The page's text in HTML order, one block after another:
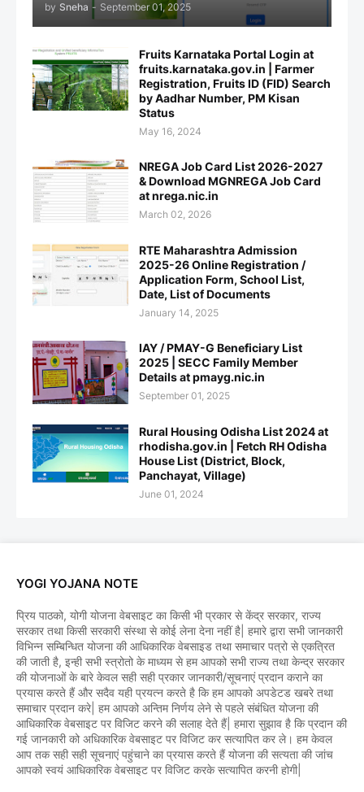
by Sneha - September 01, 2025
Fruits Karnataka Portal Login at
fruits.karnataka.gov.in | Farmer
Registration, Fruits ID (FID) Search
by Aadhar Number, PM Kisan
Status
May 16, 2024
NREGA Job Card List 2026-2027
& Download MGNREGA Job Card
at nrega.nic.in
March 02, 2026
RTE Maharashtra Admission
2025-26 Online Registration /
Application Form, School List,
Date, List of Documents
January 14, 2025
IAY / PMAY-G Beneficiary List
2025 | SECC Family Member
Details at pmayg.nic.in
September 01, 2025
Rural Housing Odisha List 2024 at
rhodisha.gov.in | Fetch RH Odisha
House List (District, Block,
Panchayat, Village)
June 01, 2024
YOGI YOJANA NOTE
प्रिय पाठको, योगी योजना वेबसाइट का किसी भी प्रकार से केंद्र सरकार, राज्य
सरकार तथा किसी सरकारी संस्था से कोई लेना देना नहीं है| हमारे द्वारा सभी जानकारी
विभिन्न सम्बिन्धित योजना की आधिकारिक वेबसाइड तथा समाचार पत्रो से एकत्रित
की जाती है, इन्ही सभी स्त्रोतो के माध्यम से हम आपको सभी राज्य तथा केन्द्र सरकार
की योजनाओं के बारे केवल सही सही प्रकार जानकारी/सूचनाएं प्रदान कराने का
प्रयास करते हैं और सदैव यही प्रयत्न करते है कि हम आपको अपडेटड खबरे तथा
समाचार प्रदान करे| हम आपको अन्तिम निर्णय लेने से पहले संबंधित योजना की
आधिकारिक वेबसाइट पर विजिट करने की सलाह देते हैं| हमारा सुझाव है कि प्रदान की
गई जानकारी को अधिकारिक वेबसाइट पर विजिट कर सत्यापित कर ले। हम केवल
आप तक सही सही सूचनाएं पहुंचाने का प्रयास करते हैं योजना की सत्यता की जांच
आपको स्वयं आधिकारिक वेबसाइट पर विजिट करके सत्यापित करनी होगी|